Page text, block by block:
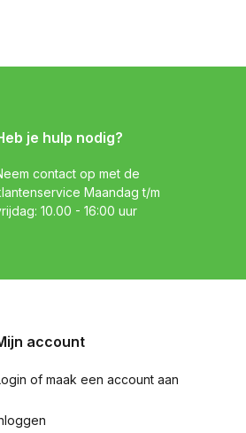
je hulp nodig?
contact op met de
Maandag t/m
10.00 - 16:00 uur
account
of maak een account aan